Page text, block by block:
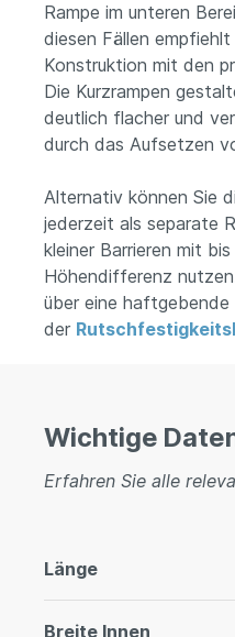
Rampe im unteren
diesen Fällen
Konstruktion mit den
Die Kurzrampen
deutlich flacher und
durch das Aufsetzen
Alternativ können Sie
jederzeit als separate
kleiner Barrieren mit
Höhendifferenz
über eine
der
Wichtige
Erfahren Sie alle
Länge
Breite Innen